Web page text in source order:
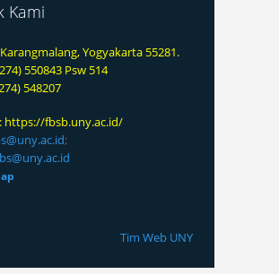
Kami
Yogyakarta 55281.
550843 Psw 514
548207
https://fbsb.uny.ac.id/
;
Tim Web UNY